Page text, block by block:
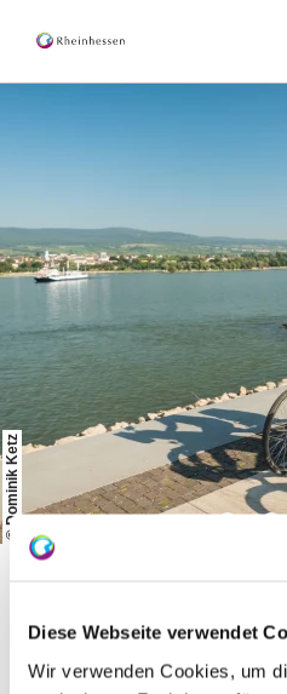
Diese Webseite verwendet
Wir verwenden Cookies, um
Cultuur &
Rheinhessen-Blog
© Dominik Ketz
De Rijn van